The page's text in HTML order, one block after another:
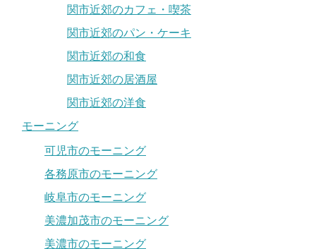
関市近郊のカフェ・喫茶
関市近郊のパン・ケーキ
関市近郊の和食
関市近郊の居酒屋
関市近郊の洋食
モーニング
可児市のモーニング
各務原市のモーニング
岐阜市のモーニング
美濃加茂市のモーニング
美濃市のモーニング